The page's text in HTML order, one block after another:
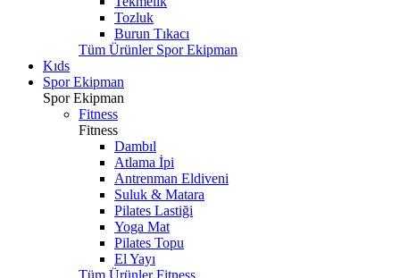
Tozluk
Burun Tıkacı
Tüm Ürünler Spor Ekipman
Kıds
Spor Ekipman
Spor Ekipman
Fitness
Fitness
Dambıl
Atlama İpi
Antrenman Eldiveni
Suluk & Matara
Pilates Lastiği
Yoga Mat
Pilates Topu
El Yayı
Tüm Ürünler Fitness